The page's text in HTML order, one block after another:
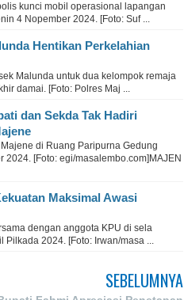
kunci mobil operasional lapangan
4 Nopember 2024. [Foto: Suf ...
Hentikan Perkelahian
Malunda untuk dua kelompok remaja
damai. [Foto: Polres Maj ...
dan Sekda Tak Hadiri
di Ruang Paripurna Gedung
2024. [Foto: egi/masalembo.com]MAJEN
Maksimal Awasi
dengan anggota KPU di sela
2024. [Foto: Irwan/masa ...
SEBELUMNYA